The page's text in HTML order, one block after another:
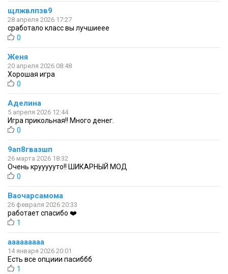
щлжвлпзв9
28 апреля 2026 17:27
сработало класс вы лучшиеее
0
Женя
20 апреля 2026 08:48
Хорошая игра
0
Аделина
5 апреля 2026 12:44
Игра прикольная!! Много денег.
0
9ап8гвазшп
26 марта 2026 18:32
Очень круууууто!! ШИКАРНЫЙ МОД
0
Ваочарсамома
26 февраля 2026 20:33
работает спасибо ❤️
1
ааааааааа
14 января 2026 20:01
Есть все опциии пасиббб
1